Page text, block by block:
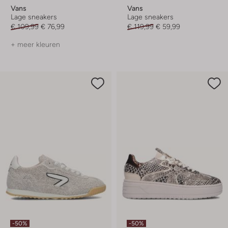
Vans
Lage sneakers
€ 109,99 € 76,99
+ meer kleuren
Vans
Lage sneakers
€ 119,99 € 59,99
-50% -50%